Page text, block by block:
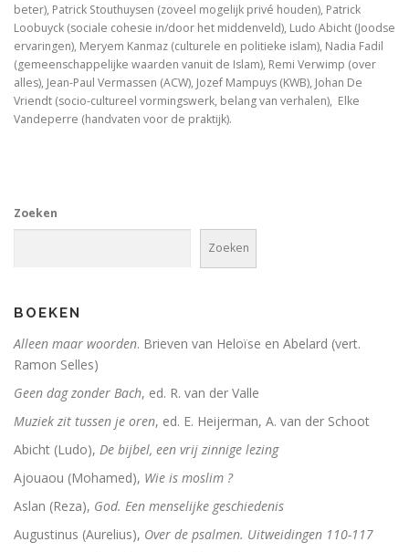
Brand Luther / Het merk ‘Luther’
beter), Patrick Stouthuysen (zoveel mogelijk privé houden), Patrick
Loobuyck (sociale cohesie in/door het middenveld), Ludo Abicht (Joodse
ervaringen), Meryem Kanmaz (culturele en politieke islam), Nadia Fadil
(gemeenschappelijke waarden vanuit de Islam), Remi Verwimp (over
alles), Jean-Paul Vermassen (ACW), Jozef Mampuys (KWB), Johan De
Vriendt (socio-cultureel vormingswerk, belang van verhalen), Elke
Vandeperre (handvaten voor de praktijk).
Zoeken
Zoeken
BOEKEN
Alleen maar woorden. Brieven van Heloïse en Abelard (vert.
Ramon Selles)
Geen dag zonder Bach, ed. R. van der Valle
Muziek zit tussen je oren, ed. E. Heijerman, A. van der Schoot
Abicht (Ludo), De bijbel, een vrij zinnige lezing
Ajouaou (Mohamed), Wie is moslim ?
Aslan (Reza), God. Een menselijke geschiedenis
Augustinus (Aurelius), Over de psalmen. Uitweidingen 110-117